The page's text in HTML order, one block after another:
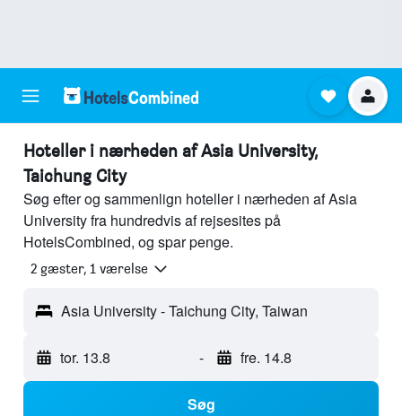
Hoteller i nærheden af Asia University,
Taichung City
Søg efter og sammenlign hoteller i nærheden af Asia
University fra hundredvis af rejsesites på
HotelsCombined, og spar penge.
2 gæster, 1 værelse
Asia University - Taichung City, Taiwan
tor. 13.8 - fre. 14.8
Søg